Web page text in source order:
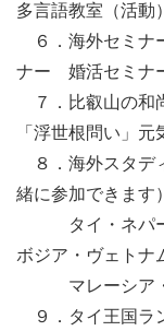
多言語教室（活動）
６．海外セミナ
ナー 婚活セミナ
７．比叡山の和
「浮世根問い」元
８．海外スタデ
緒に参加できます）
タイ・ネパー
ボジア・ヴェトナ
マレーシア・
９．タイ王国ラ